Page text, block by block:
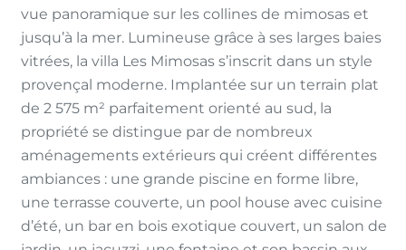
vue panoramique sur les collines de mimosas et
jusqu’à la mer. Lumineuse grâce à ses larges baies
vitrées, la villa Les Mimosas s’inscrit dans un style
provençal moderne. Implantée sur un terrain plat
de 2 575 m² parfaitement orienté au sud, la
propriété se distingue par de nombreux
aménagements extérieurs qui créent différentes
ambiances : une grande piscine en forme libre,
une terrasse couverte, un pool house avec cuisine
d’été, un bar en bois exotique couvert, un salon de